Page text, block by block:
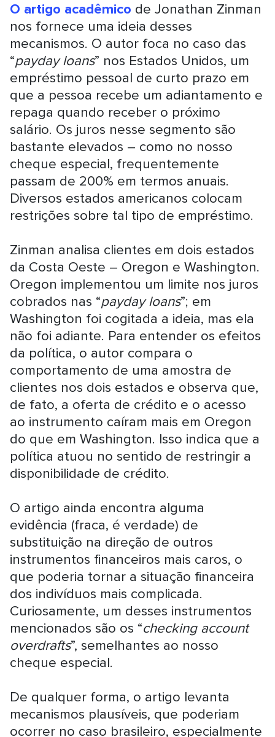
O artigo acadêmico de Jonathan Zinman
nos fornece uma ideia desses
mecanismos. O autor foca no caso das
“payday loans” nos Estados Unidos, um
empréstimo pessoal de curto prazo em
que a pessoa recebe um adiantamento e
repaga quando receber o próximo
salário. Os juros nesse segmento são
bastante elevados – como no nosso
cheque especial, frequentemente
passam de 200% em termos anuais.
Diversos estados americanos colocam
restrições sobre tal tipo de empréstimo.
Zinman analisa clientes em dois estados
da Costa Oeste – Oregon e Washington.
Oregon implementou um limite nos juros
cobrados nas “payday loans”; em
Washington foi cogitada a ideia, mas ela
não foi adiante. Para entender os efeitos
da política, o autor compara o
comportamento de uma amostra de
clientes nos dois estados e observa que,
de fato, a oferta de crédito e o acesso
ao instrumento caíram mais em Oregon
do que em Washington. Isso indica que a
política atuou no sentido de restringir a
disponibilidade de crédito.
O artigo ainda encontra alguma
evidência (fraca, é verdade) de
substituição na direção de outros
instrumentos financeiros mais caros, o
que poderia tornar a situação financeira
dos indivíduos mais complicada.
Curiosamente, um desses instrumentos
mencionados são os “checking account
overdrafts”, semelhantes ao nosso
cheque especial.
De qualquer forma, o artigo levanta
mecanismos plausíveis, que poderiam
ocorrer no caso brasileiro, especialmente